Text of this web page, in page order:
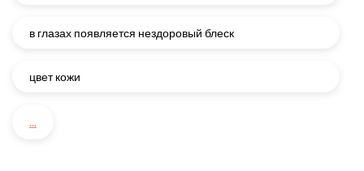
в глазах появляется нездоровый блеск
цвет кожи
...